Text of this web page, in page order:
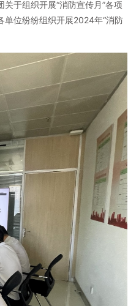
于组织开展“消防宣传月”各项
单位纷纷组织开展2024年“消防